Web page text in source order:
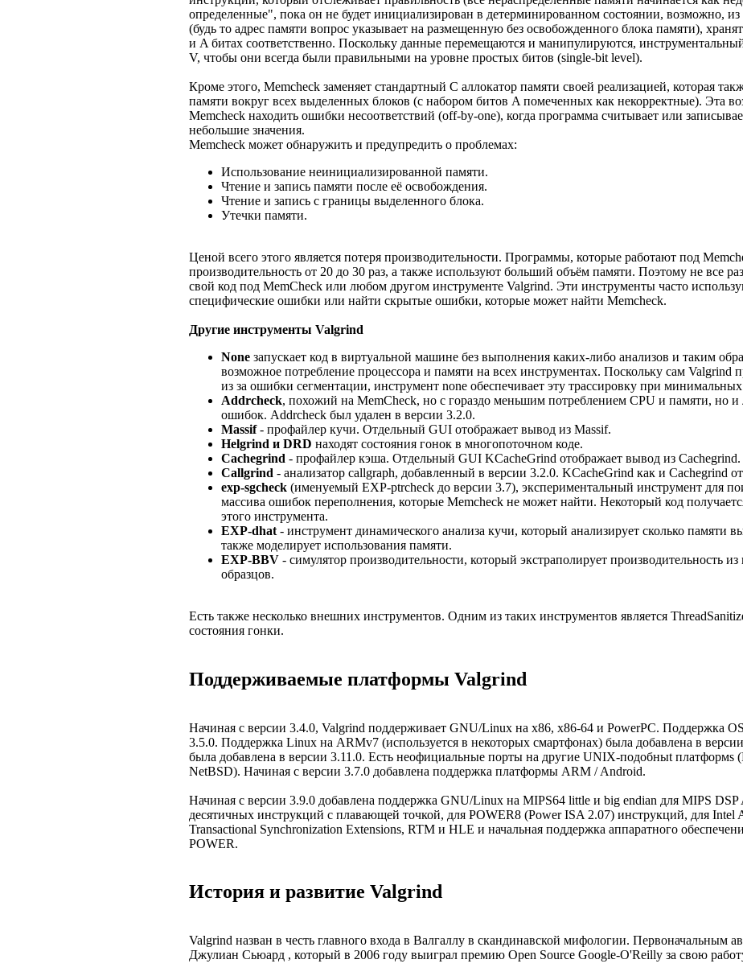
определенные", пока он не будет инициализирован в детерминированном состоянии, возможно,
(будь то адрес памяти вопрос указывает на размещенную без освобожденного блока памяти),
и A битах соответственно. Поскольку данные перемещаются и манипулируются,
V, чтобы они всегда были правильными на уровне простых битов (single-bit level).
Кроме этого, Memcheck заменяет стандартный C аллокатор памяти своей реализацией, которая
памяти вокруг всех выделенных блоков (с набором битов A помеченных как некорректные). Эта
Memcheck находить ошибки несоответствий (off-by-one), когда программа считывает или
небольшие значения.
Memcheck может обнаружить и предупредить о проблемах:
Использование неинициализированной памяти.
Чтение и запись памяти после её освобождения.
Чтение и запись с границы выделенного блока.
Утечки памяти.
Ценой всего этого является потеря производительности. Программы, которые работают под
производительность от 20 до 30 раз, а также используют больший объём памяти. Поэтому не все
свой код под MemCheck или любом другом инструменте Valgrind. Эти инструменты часто
специфические ошибки или найти скрытые ошибки, которые может найти Memcheck.
Другие инструменты Valgrind
None запускает код в виртуальной машине без выполнения каких-либо анализов и таким
возможное потребление процессора и памяти на всех инструментах. Поскольку сам Valgrind
из за ошибки сегментации, инструмент none обеспечивает эту трассировку при минимальных
Addrcheck, похожий на MemCheck, но с гораздо меньшим потреблением CPU и памяти, но
ошибок. Addrcheck был удален в версии 3.2.0.
Massif- профайлер кучи. Отдельный GUI отображает вывод из Massif.
Helgrind и DRD находят состояния гонок в многопоточном коде.
Cachegrind - профайлер кэша. Отдельный GUI KCacheGrind отображает вывод из Cachegrind.
Callgrind - анализатор callgraph, добавленный в версии 3.2.0. KCacheGrind как и Cachegrind
exp-sgcheck (именуемый EXP-ptrcheck до версии 3.7), экспериментальный инструмент для
массива ошибок переполнения, которые Memcheck не может найти. Некоторый код
этого инструмента.
EXP-dhat - инструмент динамического анализа кучи, который анализирует сколько памяти
также моделирует использования памяти.
EXP-BBV - симулятор производительности, который экстраполирует производительность
образцов.
Есть также несколько внешних инструментов. Одним из таких инструментов является
состояния гонки.
Поддерживаемые платформы Valgrind
Начиная с версии 3.4.0, Valgrind поддерживает GNU/Linux на x86, x86-64 и PowerPC. Поддержка
3.5.0. Поддержка Linux на ARMv7 (используется в некоторых смартфонах) была добавлена в
была добавлена в версии 3.11.0. Есть неофициальные порты на другие UNIX-подобныt платформs
NetBSD). Начиная с версии 3.7.0 добавлена поддержка платформы ARM / Android.
Начиная с версии 3.9.0 добавлена поддержка GNU/Linux на MIPS64 little и big endian для MIPS DSP
десятичных инструкций с плавающей точкой, для POWER8 (Power ISA 2.07) инструкций, для Intel
Transactional Synchronization Extensions, RTM и HLE и начальная поддержка аппаратного
POWER.
История и развитие Valgrind
Valgrind назван в честь главного входа в Валгаллу в скандинавской мифологии. Первоначальным
Джулиан Сьюард , который в 2006 году выиграл премию Open Source Google-O'Reilly за свою